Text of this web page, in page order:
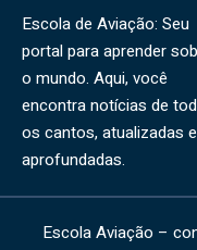
Escola de Aviação: Seu
portal para aprender
o mundo. Aqui, você
encontra notícias de
os cantos, atualizadas e
aprofundadas.
Escola Aviação –